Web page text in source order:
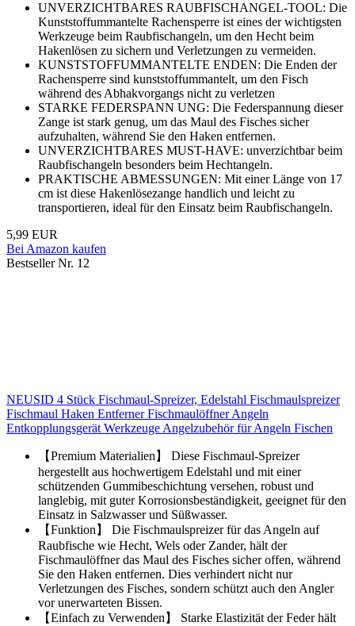
UNVERZICHTBARES RAUBFISCHANGEL-TOOL: Die
Kunststoffummantelte Rachensperre ist eines der wichtigsten
Werkzeuge beim Raubfischangeln, um den Hecht beim
Hakenlösen zu sichern und Verletzungen zu vermeiden.
KUNSTSTOFFUMMANTELTE ENDEN: Die Enden der
Rachensperre sind kunststoffummantelt, um den Fisch
während des Abhakvorgangs nicht zu verletzen
STARKE FEDERSPANN UNG: Die Federspannung dieser
Zange ist stark genug, um das Maul des Fisches sicher
aufzuhalten, während Sie den Haken entfernen.
UNVERZICHTBARES MUST-HAVE: unverzichtbar beim
Raubfischangeln besonders beim Hechtangeln.
PRAKTISCHE ABMESSUNGEN: Mit einer Länge von 17
cm ist diese Hakenlösezange handlich und leicht zu
transportieren, ideal für den Einsatz beim Raubfischangeln.
5,99 EUR
Bei Amazon kaufen
Bestseller Nr. 12
NEUSID 4 Stück Fischmaul-Spreizer, Edelstahl Fischmaulspreizer
Fischmaul Haken Entferner Fischmaulöffner Angeln
Entkopplungsgerät Werkzeuge Angelzubehör für Angeln Fischen
【Premium Materialien】 Diese Fischmaul-Spreizer
hergestellt aus hochwertigem Edelstahl und mit einer
schützenden Gummibeschichtung versehen, robust und
langlebig, mit guter Korrosionsbeständigkeit, geeignet für den
Einsatz in Salzwasser und Süßwasser.
【Funktion】 Die Fischmaulspreizer für das Angeln auf
Raubfische wie Hecht, Wels oder Zander, hält der
Fischmaulöffner das Maul des Fisches sicher offen, während
Sie den Haken entfernen. Dies verhindert nicht nur
Verletzungen des Fisches, sondern schützt auch den Angler
vor unerwarteten Bissen.
【Einfach zu Verwenden】 Starke Elastizität der Feder hält